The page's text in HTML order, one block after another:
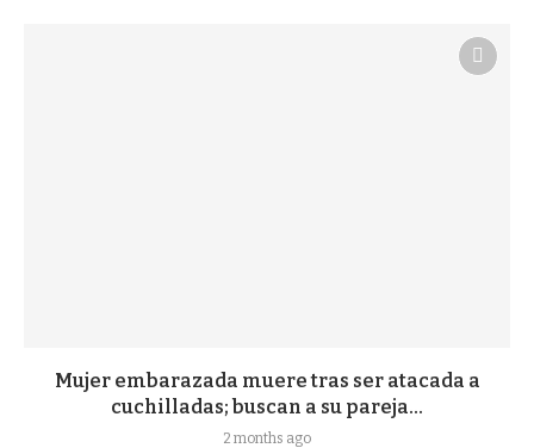
Mujer embarazada muere tras ser atacada a
cuchilladas; buscan a su pareja...
2 months ago